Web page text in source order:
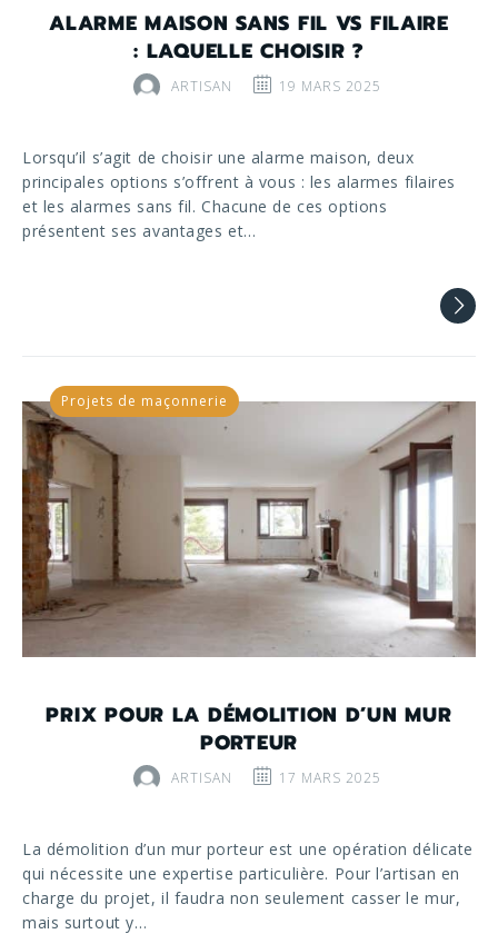
ALARME MAISON SANS FIL VS FILAIRE
: LAQUELLE CHOISIR ?
ARTISAN 19 MARS 2025
Lorsqu’il s’agit de choisir une alarme maison, deux
principales options s’offrent à vous : les alarmes filaires
et les alarmes sans fil. Chacune de ces options
présentent ses avantages et…
PRIX POUR LA DÉMOLITION D’UN MUR
PORTEUR
ARTISAN 17 MARS 2025
Projets de maçonnerie
La démolition d’un mur porteur est une opération délicate
qui nécessite une expertise particulière. Pour l’artisan en
charge du projet, il faudra non seulement casser le mur,
mais surtout y…